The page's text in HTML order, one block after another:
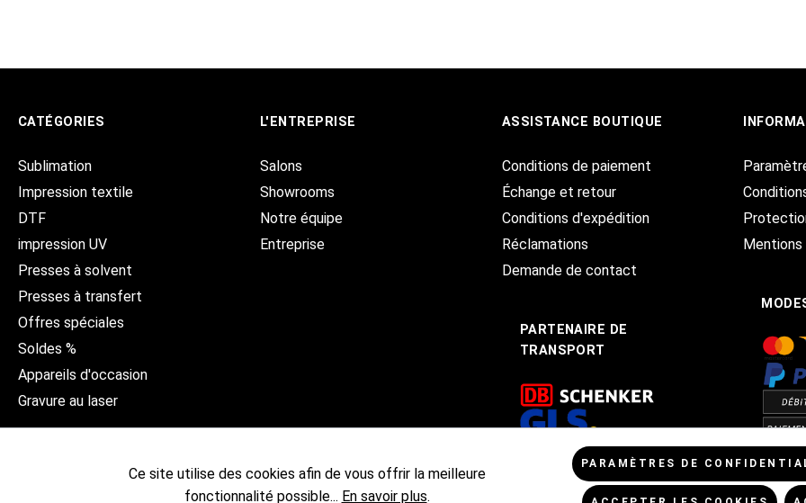
CATÉGORIES
Sublimation
Impression textile
DTF
impression UV
Presses à solvent
Presses à transfert
Offres spéciales
Soldes %
Appareils d'occasion
Gravure au laser
L'ENTREPRISE
Salons
Showrooms
Notre équipe
Entreprise
ASSISTANCE BOUTIQUE
Conditions de paiement
Échange et retour
Conditions d'expédition
Réclamations
Demande de contact
PARTENAIRE DE
TRANSPORT
Ce site utilise des cookies afin de vous offrir la meilleure
fonctionnalité possible... En savoir plus.
PARAMÈTRES DE